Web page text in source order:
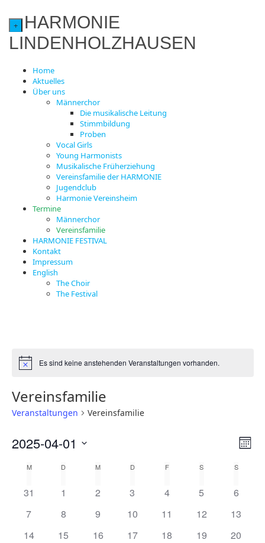
+
HARMONIE
LINDENHOLZHAUSEN
Home
Aktuelles
Über uns
Männerchor
Die musikalische Leitung
Stimmbildung
Proben
Vocal Girls
Young Harmonists
Musikalische Früherziehung
Vereinsfamilie der HARMONIE
Jugendclub
Harmonie Vereinsheim
Termine
Männerchor
Vereinsfamilie
HARMONIE FESTIVAL
Kontakt
Impressum
English
The Choir
The Festival
HinweisEs sind keine anstehenden Veranstaltungen vorhanden.
Vereinsfamilie
Veranstaltungen Vereinsfamilie
Monat
2025-04-01
wählen.
Kalender
von
Veranstaltungen
MMONTAG D DIENSTAGM MITTWOCH
DDONNERSTAG
FFREITAG S SAMSTAGS
0
31
0
1
0
2
0
3
0
4
0
5
0
6
0
7
0
8
0
9
0
10
0
11
0
12
0
13
0
14
0
15
0
16
0
17
0
18
0
19
0
20